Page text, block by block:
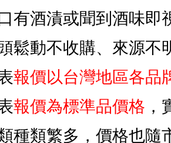
有酒漬或聞到酒味即
鬆動不收購、來源不
報價以台灣地區各品
報價為標準品價格
種類繁多，價格也隨